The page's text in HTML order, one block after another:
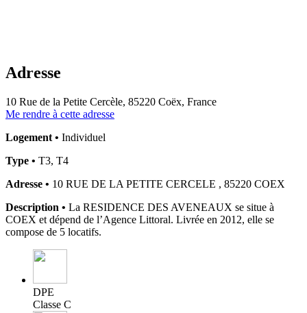
Adresse
10 Rue de la Petite Cercèle, 85220 Coëx, France
Me rendre à cette adresse
Logement • Individuel
Type • T3, T4
Adresse • 10 RUE DE LA PETITE CERCELE , 85220 COEX
Description • La RESIDENCE DES AVENEAUX se situe à
COEX et dépend de l’Agence Littoral. Livrée en 2012, elle se
compose de 5 locatifs.
DPE
Classe C